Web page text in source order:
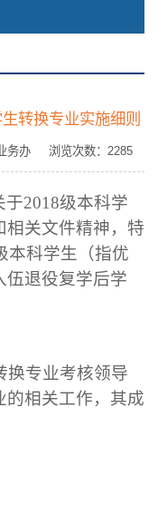
转换专业实施细则
务办 浏览次数： 2285
于2018级本科学
相关文件精神，特
本科学生（指优
伍退役复学后学
换专业考核领导
的相关工作，其成